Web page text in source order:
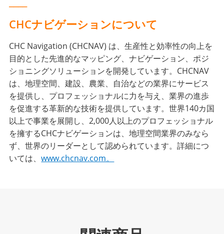
CHCナビゲーションについて
CHC Navigation (CHCNAV) は、生産性と効率性の向上を
目的とした先進的なマッピング、ナビゲーション、ポジ
ショニングソリューションを開発しています。CHCNAV
は、地理空間、建設、農業、自治などの業界にサービス
を提供し、プロフェッショナルに力を与え、業界の進歩
を促進する革新的な技術を提供しています。世界140カ国
以上で事業を展開し、2,000人以上のプロフェッショナル
を擁するCHCナビゲーションは、地理空間業界のみなら
ず、世界のリーダーとして認められています。詳細につ
いては、www.chcnav.com。